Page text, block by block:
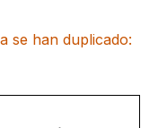
se han duplicado: